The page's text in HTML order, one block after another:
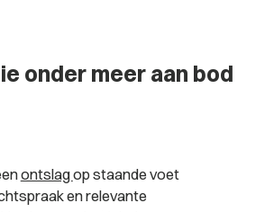
onder meer aan bod
ontslagop staande voet
en relevante